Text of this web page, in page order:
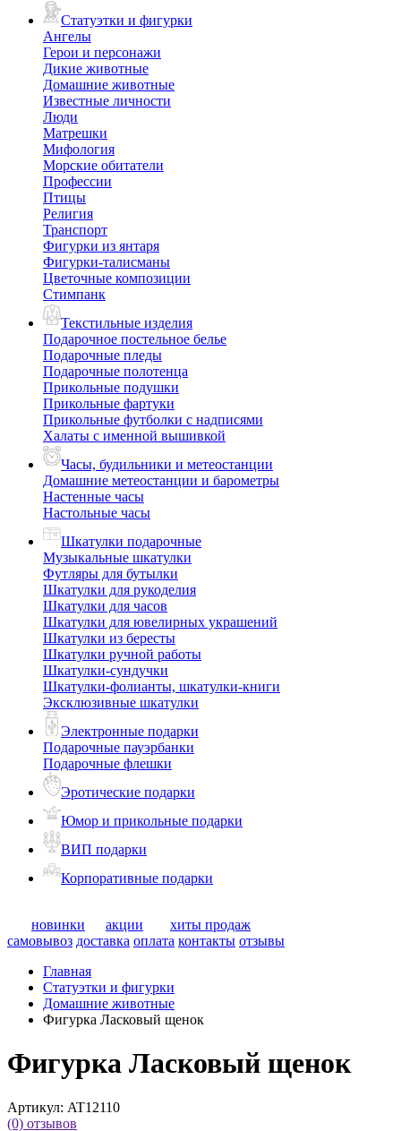
Статуэтки и фигурки
Ангелы
Герои и персонажи
Дикие животные
Домашние животные
Известные личности
Люди
Матрешки
Мифология
Морские обитатели
Профессии
Птицы
Религия
Транспорт
Фигурки из янтаря
Фигурки-талисманы
Цветочные композиции
Стимпанк
Текстильные изделия
Подарочное постельное белье
Подарочные пледы
Подарочные полотенца
Прикольные подушки
Прикольные фартуки
Прикольные футболки с надписями
Халаты с именной вышивкой
Часы, будильники и метеостанции
Домашние метеостанции и барометры
Настенные часы
Настольные часы
Шкатулки подарочные
Музыкальные шкатулки
Футляры для бутылки
Шкатулки для рукоделия
Шкатулки для часов
Шкатулки для ювелирных украшений
Шкатулки из бересты
Шкатулки ручной работы
Шкатулки-сундучки
Шкатулки-фолианты, шкатулки-книги
Эксклюзивные шкатулки
Электронные подарки
Подарочные пауэрбанки
Подарочные флешки
Эротические подарки
Юмор и прикольные подарки
ВИП подарки
Корпоративные подарки
новинки акции
хиты продаж
самовывоз доставка оплата контакты отзывы
Главная
Статуэтки и фигурки
Домашние животные
Фигурка Ласковый щенок
Фигурка Ласковый щенок
Артикул: AT12110
(0) отзывов